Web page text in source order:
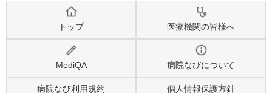
トップ 医療機関の皆様へ
MediQA 病院なびについて
病院なび利用規約 個人情報保護方針